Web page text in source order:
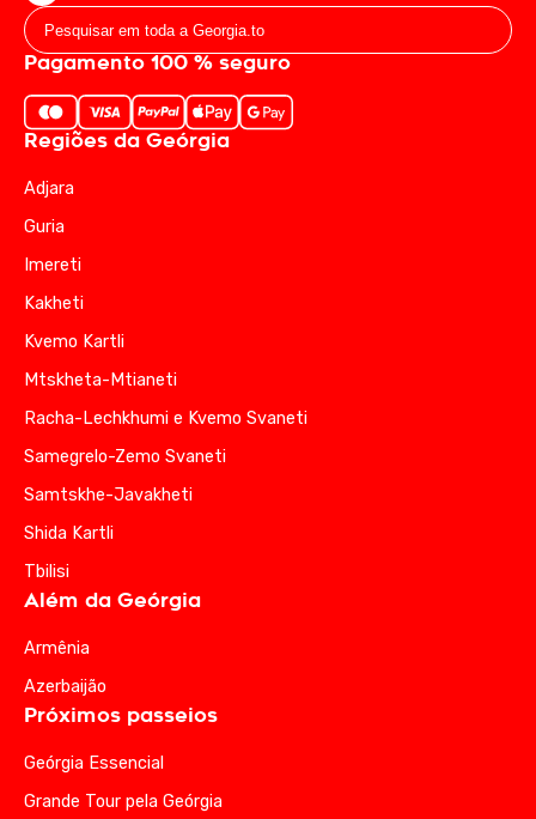
Pagamento 100 % seguro
Regiões da Geórgia
Adjara
Guria
Imereti
Kakheti
Kvemo Kartli
Mtskheta-Mtianeti
Racha-Lechkhumi e Kvemo Svaneti
Samegrelo-Zemo Svaneti
Samtskhe-Javakheti
Shida Kartli
Tbilisi
Além da Geórgia
Armênia
Azerbaijão
Próximos passeios
Geórgia Essencial
Grande Tour pela Geórgia